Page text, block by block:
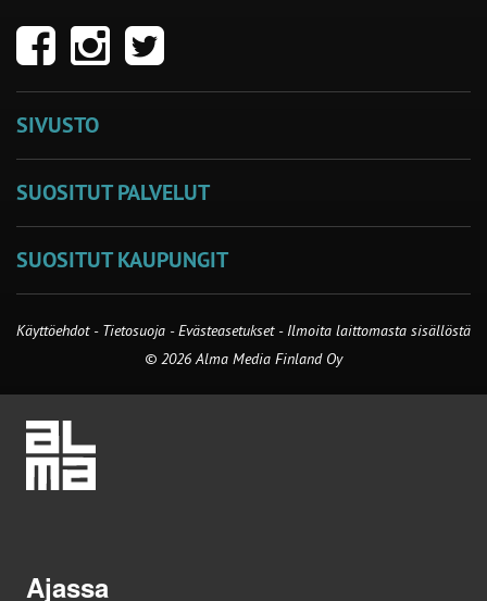
SIVUSTO
SUOSITUT PALVELUT
SUOSITUT KAUPUNGIT
Käyttöehdot - Tietosuoja -Evästeasetukset- Ilmoita laittomasta sisällöstä
© 2026 Alma Media Finland Oy